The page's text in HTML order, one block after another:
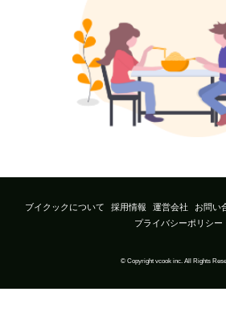
ブイクックについて 採用情報 運営会社 お問い
プライバシーポリシー
© Copyright vcook inc. All Rights